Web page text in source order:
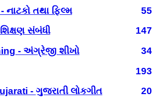
નાટકો તથા ફિલ્મ
55
સંબંધી
147
- અંગ્રેજી શીખો
34
193
- ગુજરાતી લોકગીત
20